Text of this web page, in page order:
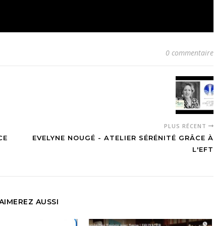
0 commentaire
PLUS RÉCENT
EVELYNE NOUGÉ - ATELIER SÉRÉNITÉ GRÂCE À
L'EFT
AUSSI